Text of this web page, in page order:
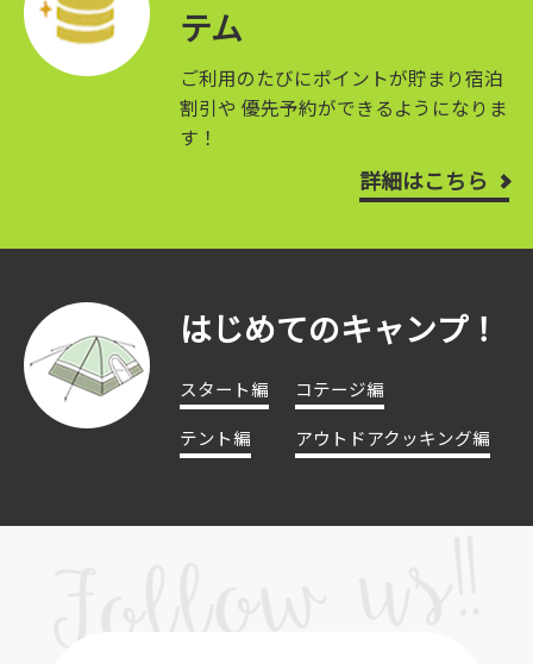
テム
ご利用のたびにポイントが貯まり宿泊
割引や 優先予約ができるようになりま
す！
詳細はこちら
はじめてのキャンプ！
スタート編
コテージ編
テント編
アウトドアクッキング編